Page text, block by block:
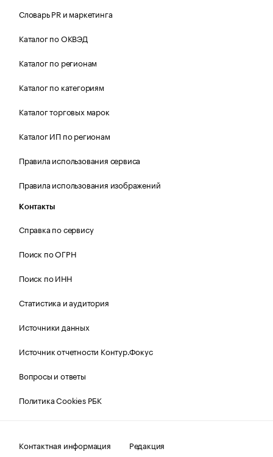
Словарь PR и маркетинга
Каталог по ОКВЭД
Каталог по регионам
Каталог по категориям
Каталог торговых марок
Каталог ИП по регионам
Правила использования сервиса
Правила использования изображений
Контакты
Справка по сервису
Поиск по ОГРН
Поиск по ИНН
Статистика и аудитория
Источники данных
Источник отчетности Контур.Фокус
Вопросы и ответы
Политика Cookies РБК
Контактная информация Редакция